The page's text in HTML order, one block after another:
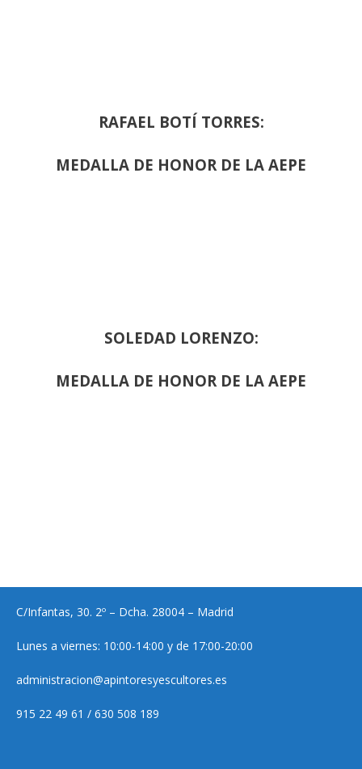
RAFAEL BOTÍ TORRES:
MEDALLA DE HONOR DE LA AEPE
SOLEDAD LORENZO:
MEDALLA DE HONOR DE LA AEPE
C/Infantas, 30. 2º – Dcha. 28004 – Madrid
Lunes a viernes: 10:00-14:00 y de 17:00-20:00
administracion@apintoresyescultores.es
915 22 49 61 / 630 508 189